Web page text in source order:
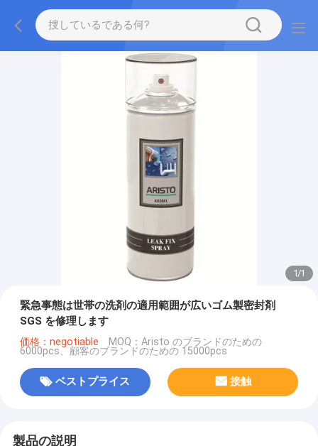
1/1
緊急事態は世帯の洗剤の適用範囲が広いゴム製密封剤
SGS を修理します
価格：negotiable MOQ：Aristo のブランドのための
6000pcs、顧客のブランドのための 15000pcs
ベストプライス 接触
製品の説明